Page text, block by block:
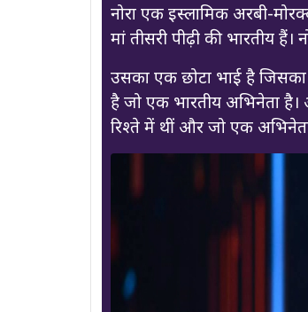
नोरा एक इस्लामिक अरबी-
मां तीसरी पीढ़ी की भारतीय हैं।
उसका एक छोटा भाई है जिसका
है जो एक भारतीय अभिनेता
रिश्ते में थीं और जो एक